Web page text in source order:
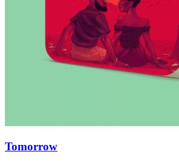
Tomorrow